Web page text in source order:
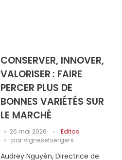
CONSERVER, INNOVER,
VALORISER : FAIRE
PERCER PLUS DE
BONNES VARIÉTÉS SUR
LE MARCHÉ
26 mai 2026
Editos
par vignesetvergers
Audrey Nguyên, Directrice de